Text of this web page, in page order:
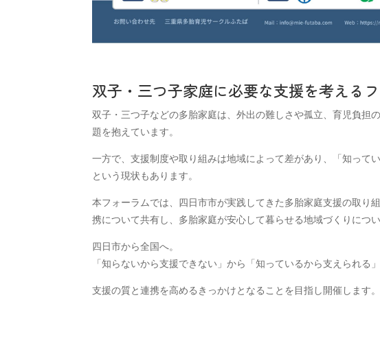
双子・三つ子家庭に必要な支援を考える
双子・三つ子などの多胎家庭は、外出の難しさや孤立、育児負担
題を抱えています。
一方で、支援制度や取り組みは地域によって差があり、「知って
という現状もあります。
本フォーラムでは、四日市市が実践してきた多胎家庭支援の取り
携について共有し、多胎家庭が安心して暮らせる地域づくりについ
四日市から全国へ。
「知らないから支援できない」から「知っているから支えられる」
支援の質と連携を高めるきっかけとなることを目指し開催します。